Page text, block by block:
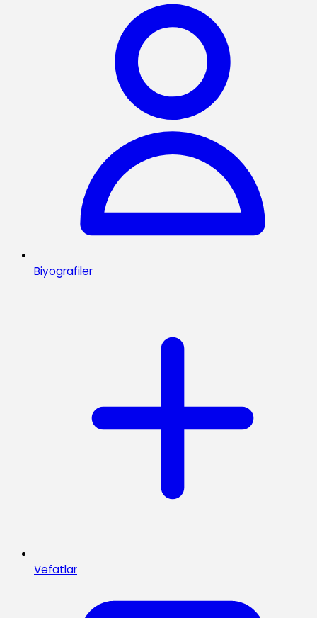
Biyografiler
Vefatlar